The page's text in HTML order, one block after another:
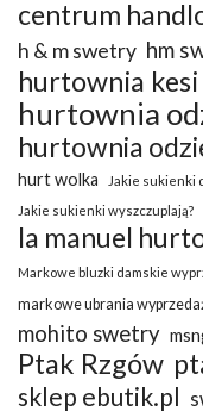
centrum
h & m swetry hm
hurtownia kesi
hurtownia
hurtownia
hurt wolka Jakie sukienki
Jakie sukienki wyszczuplają?
la manuel
Markowe bluzki damskie
markowe ubrania
mohito swetry
Ptak Rzgów
sklep ebutik.pl